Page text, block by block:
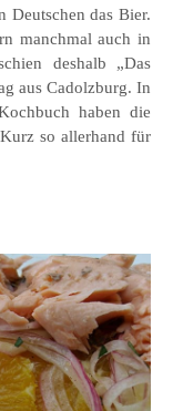
Deutschen das Bier.
manchmal auch in
deshalb „Das
aus Cadolzburg. In
haben die
so allerhand für